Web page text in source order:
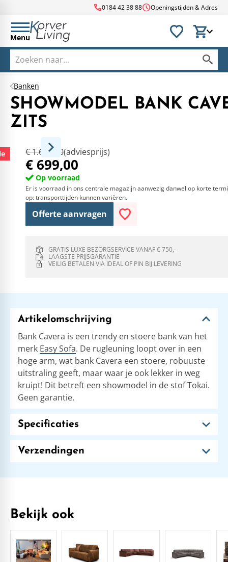
call0184 42 38 88scheduleOpeningstijden & Adres
Menu
Banken
SHOWMODEL BANK
ZITS
€ 1.650,00(adviesprijs)
€ 699,00
Op voorraad
Er is voorraad in ons centrale magazijn aanwezig danwel op korte
op: transporttijden kunnen variëren.
Offerte aanvragen
GRATIS LUXE BEZORGSERVICE VANAF € 750,-
LAAGSTE PRIJSGARANTIE
VEILIG BETALEN VIA IDEAL OF PIN BIJ LEVERING
Artikelomschrijving
Bank Cavera is een trendy en stoere bank van het
merk Easy Sofa. De rugleuning loopt over in een
hoge arm, wat bank Cavera een stoere, robuuste
uitstraling geeft, maar waar je ook lekker in weg
kruipt! Dit betreft een showmodel in de stof Tokai.
Geen garantie.
Specificaties
Verzendingen
Bekijk ook